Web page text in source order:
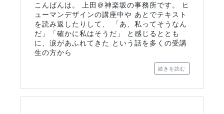
こんばんは。 上田＠神楽坂の事務所です。 ヒ
ューマンデザインの講座中や あとでテキスト
を読み返したりして、 「あ、私ってそうなん
だ」「確かに私はそうだ」 と感じるととも
に、涙があふれてきた という話を多くの受講
生の方から
続きを読む